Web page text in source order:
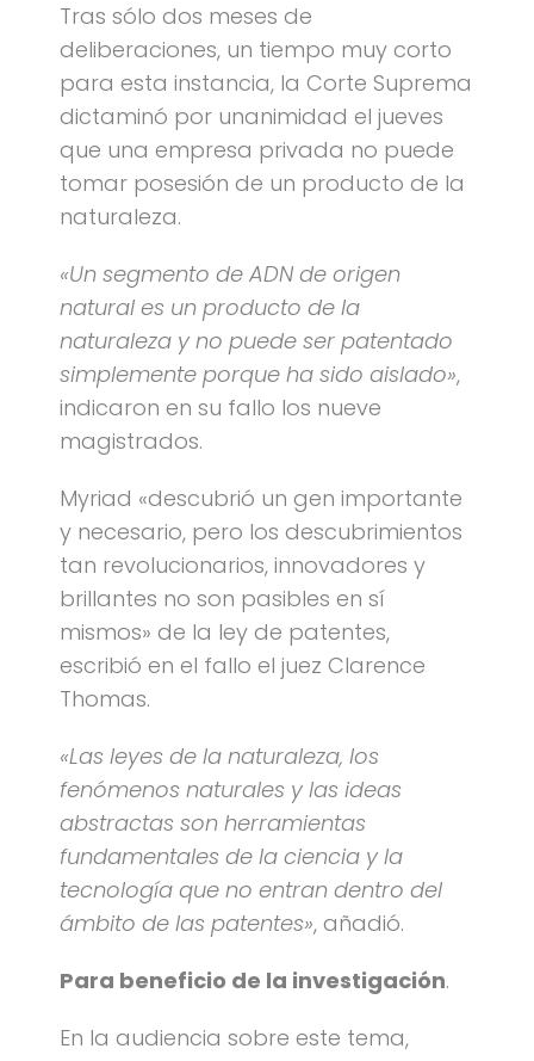
Tras sólo dos meses de
deliberaciones, un tiempo muy corto
para esta instancia, la Corte Suprema
dictaminó por unanimidad el jueves
que una empresa privada no puede
tomar posesión de un producto de la
naturaleza.
«Un segmento de ADN de origen
natural es un producto de la
naturaleza y no puede ser patentado
simplemente porque ha sido aislado»,
indicaron en su fallo los nueve
magistrados.
Myriad «descubrió un gen importante
y necesario, pero los descubrimientos
tan revolucionarios, innovadores y
brillantes no son pasibles en sí
mismos» de la ley de patentes,
escribió en el fallo el juez Clarence
Thomas.
«Las leyes de la naturaleza, los
fenómenos naturales y las ideas
abstractas son herramientas
fundamentales de la ciencia y la
tecnología que no entran dentro del
ámbito de las patentes», añadió.
Para beneficio de la investigación.
En la audiencia sobre este tema,